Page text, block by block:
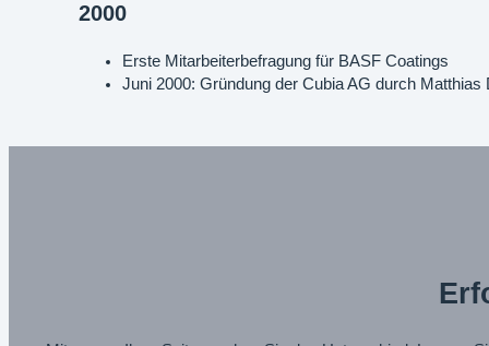
2000
Erste Mitarbeiterbefragung für BASF Coatings
Juni 2000: Gründung der Cubia AG durch